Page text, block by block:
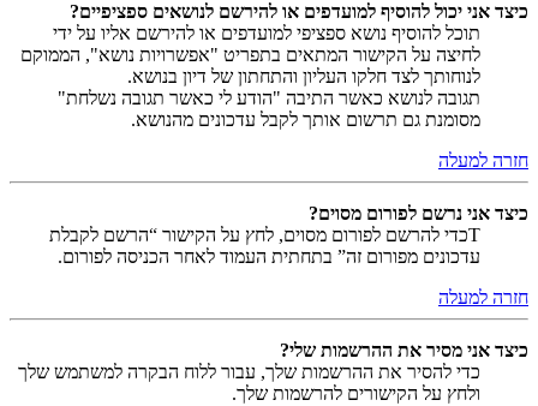
כיצד אני יכול להוסיף למועדפים או להירשם לנושאים ספציפיים?
תוכל להוסיף נושא ספציפי למועדפים או להירשם אליו על ידי
לחיצה על הקישור המתאים בתפריט "אפשרויות נושא", הממוקם
לנוחותך לצד חלקו העליון והתחתון של דיון בנושא.
תגובה לנושא כאשר התיבה "הודע לי כאשר תגובה נשלחת"
מסומנת גם תרשום אותך לקבל עדכונים מהנושא.
חזרה למעלה
כיצד אני נרשם לפורום מסוים?
Tכדי להרשם לפורום מסוים, לחץ על הקישור “הרשם לקבלת
עדכונים מפורום זה” בתחתית העמוד לאחר הכניסה לפורום.
חזרה למעלה
כיצד אני מסיר את ההרשמות שלי?
כדי להסיר את ההרשמות שלך, עבור ללוח הבקרה למשתמש שלך
ולחץ על הקישורים להרשמות שלך.